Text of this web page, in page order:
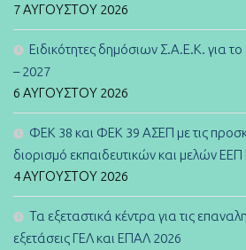
7 ΑΥΓΟΎΣΤΟΥ 2026
Ειδικότητες δημόσιων Σ.Α.Ε.Κ. για το
– 2027
6 ΑΥΓΟΎΣΤΟΥ 2026
ΦΕΚ 38 και ΦΕΚ 39 ΑΣΕΠ με τις
διορισμό εκπαιδευτικών και μελών
4 ΑΥΓΟΎΣΤΟΥ 2026
Τα εξεταστικά κέντρα για τις
εξετάσεις ΓΕΛ και ΕΠΑΛ 2026